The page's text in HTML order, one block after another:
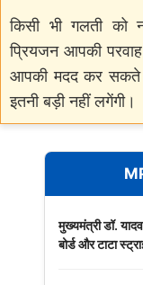
किसी भी गलती को
प्रियजन आपकी
आपकी मदद कर सकते
इतनी बड़ी नहीं लगेंगी।
मुख्यमंत्री डॉ.
बोर्ड और टाटा